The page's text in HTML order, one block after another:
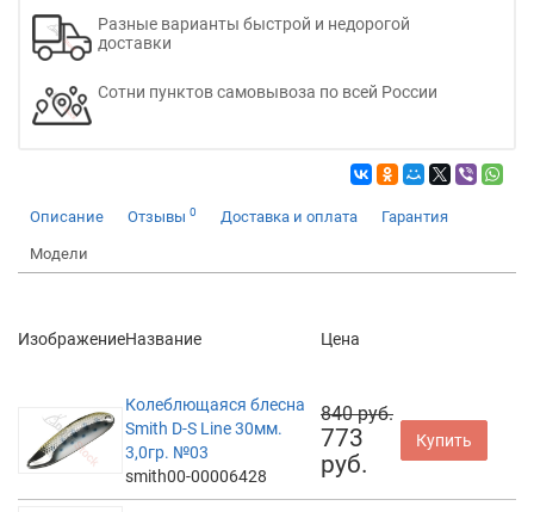
Разные варианты быстрой и недорогой
доставки
Сотни пунктов самовывоза по всей России
Описание Отзывы 0 Доставка и оплата Гарантия
Модели
ИзображениеНазвание Цена
Колеблющаяся блесна
Smith D-S Line 30мм.
3,0гр. №03
smith00-00006428
840 руб.
773
руб.
Купить